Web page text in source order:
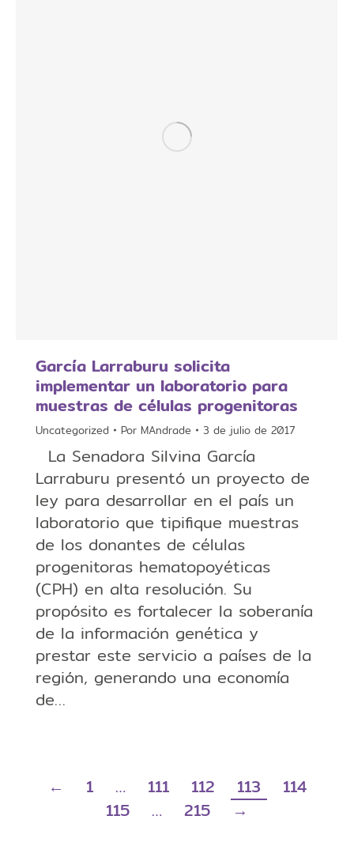
García Larraburu solicita
implementar un laboratorio para
muestras de células progenitoras
Uncategorized Por MAndrade 3 de julio de 2017
La Senadora Silvina García
Larraburu presentó un proyecto de
ley para desarrollar en el país un
laboratorio que tipifique muestras
de los donantes de células
progenitoras hematopoyéticas
(CPH) en alta resolución. Su
propósito es fortalecer la soberanía
de la información genética y
prestar este servicio a países de la
región, generando una economía
de…
← 1 … 111 112 113
114
115
… 215 →